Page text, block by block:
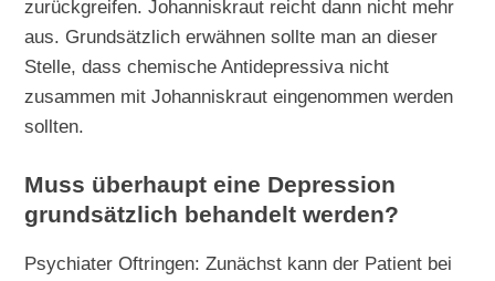
zurückgreifen. Johanniskraut reicht dann nicht mehr
aus. Grundsätzlich erwähnen sollte man an dieser
Stelle, dass chemische Antidepressiva nicht
zusammen mit Johanniskraut eingenommen werden
sollten.
Muss überhaupt eine Depression
grundsätzlich behandelt werden?
Psychiater Oftringen: Zunächst kann der Patient bei